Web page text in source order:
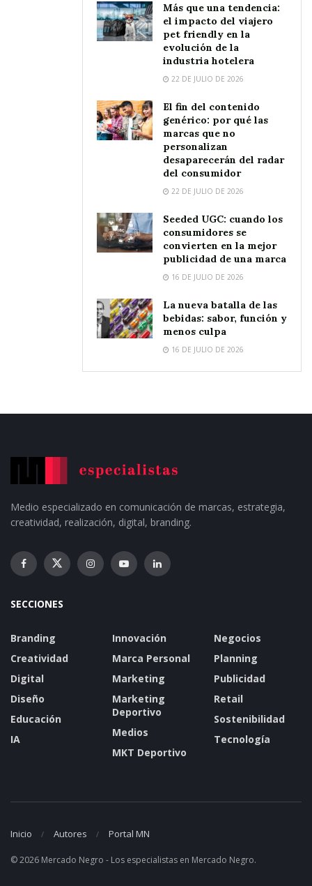
Más que una tendencia:
el impacto del viajero
pet friendly en la
evolución de la
industria hotelera
22 DE JULIO DE 2026
El fin del contenido
genérico: por qué las
marcas que no
personalizan
desaparecerán del radar
del consumidor
22 DE JULIO DE 2026
Seeded UGC: cuando los
consumidores se
convierten en la mejor
publicidad de una marca
16 DE JULIO DE 2026
La nueva batalla de las
bebidas: sabor, función y
menos culpa
16 DE JULIO DE 2026
Medio especializado en comunicación de marcas, estrategia,
creatividad, realización, digital, branding.
SECCIONES
Branding
Creatividad
Digital
Diseño
Educación
IA
Innovación
Marca Personal
Marketing
Marketing
Deportivo
Medios
MKT Deportivo
Negocios
Planning
Publicidad
Retail
Sostenibilidad
Tecnología
Inicio Autores Portal MN
© 2026 Mercado Negro - Los especialistas en Mercado Negro.